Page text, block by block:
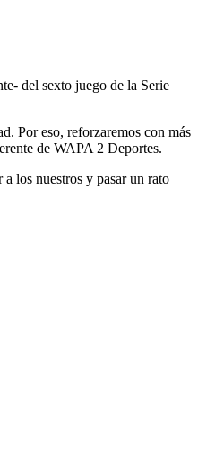
del sexto juego de la Serie
Por eso, reforzaremos con más
de WAPA 2 Deportes.
los nuestros y pasar un rato